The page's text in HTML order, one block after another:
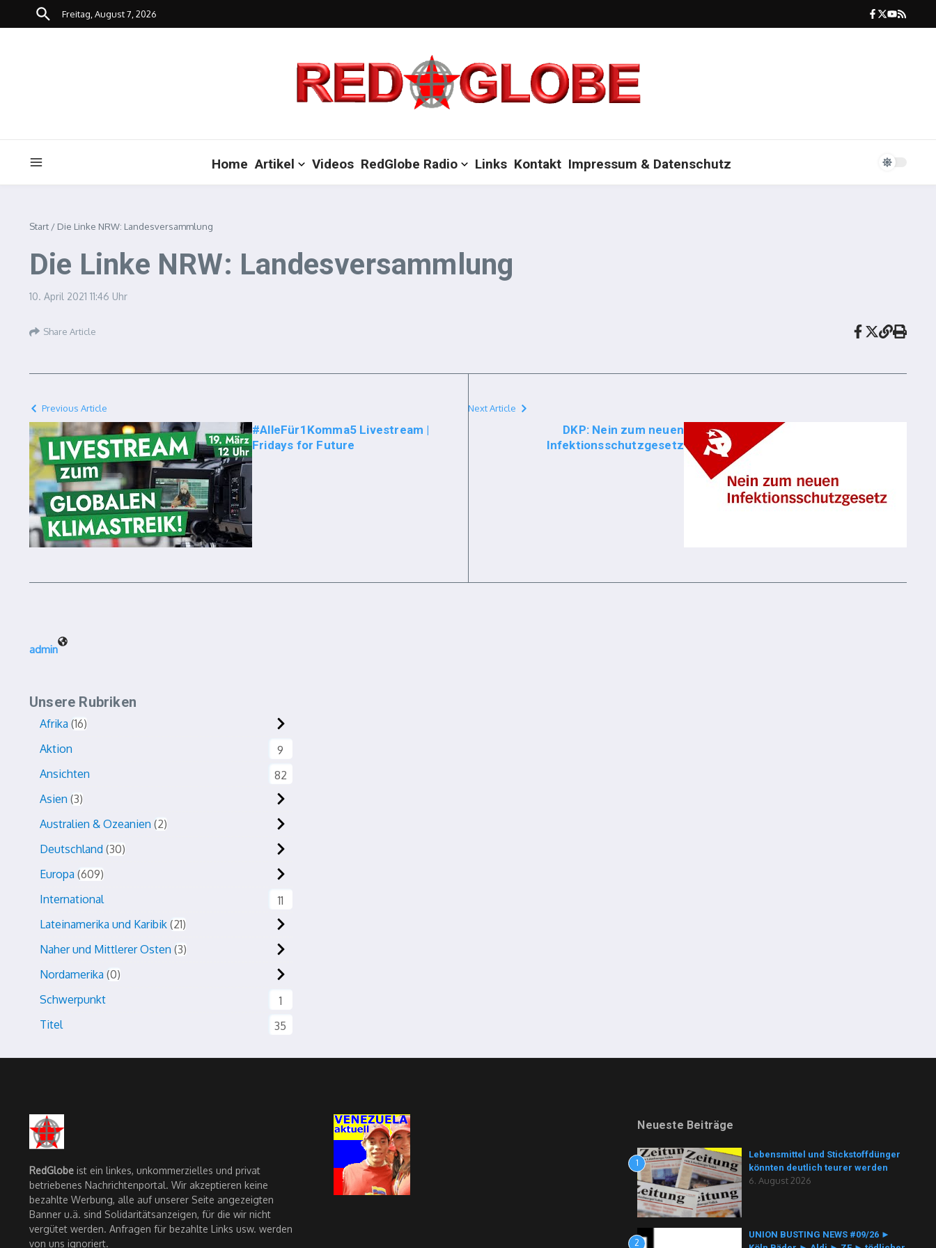
Zum Inhalt springen
Freitag, August 7, 2026
Home Artikel Videos RedGlobe Radio Links Kontakt Impressum & Datenschutz
Start / Die Linke NRW: Landesversammlung
Die Linke NRW: Landesversammlung
10. April 2021 11:46 Uhr
Share Article
Previous Article
#AlleFür1Komma5​ Livestream |
Fridays for Future
Next Article
DKP: Nein zum neuen
Infektionsschutzgesetz
admin
Unsere Rubriken
Afrika 16
Aktion
9
Ansichten
82
Asien 3
Australien & Ozeanien 2
Deutschland 30
Europa 609
International
11
Lateinamerika und Karibik 21
Naher und Mittlerer Osten 3
Nordamerika 0
Schwerpunkt
1
Titel
35
RedGlobe ist ein linkes, unkommerzielles und privat
betriebenes Nachrichtenportal. Wir akzeptieren keine
bezahlte Werbung, alle auf unserer Seite angezeigten
Banner u.ä. sind Solidaritätsanzeigen, für die wir nicht
vergütet werden. Anfragen für bezahlte Links usw. werden
von uns ignoriert.
Neueste Beiträge
1
Lebensmittel und Stickstoffdünger
könnten deutlich teurer werden
6. August 2026
2
UNION BUSTING NEWS #09/26 ►